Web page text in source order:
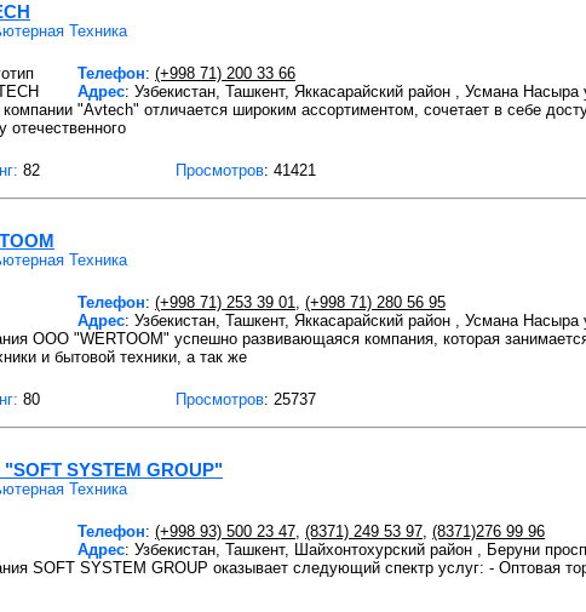
Техника
Телефон: (+998 71) 200 33 66
Адрес: Узбекистан, Ташкент, Яккасарайский район , Усмана
компании "Avtech" отличается широким ассортиментом, сочетает в себе
отечественного
82 Просмотров: 41421
Техника
Телефон: (+998 71) 253 39 01, (+998 71) 280 56 95
Адрес: Узбекистан, Ташкент, Яккасарайский район , Усмана
ООО "WERTOOM" успешно развивающаяся компания, которая
и бытовой техники, а так же
80 Просмотров: 25737
SYSTEM GROUP"
Техника
Телефон: (+998 93) 500 23 47, (8371) 249 53 97, (8371)276 99 96
Адрес: Узбекистан, Ташкент, Шайхонтохурский район , Беруни
SOFT SYSTEM GROUP оказывает следующий спектр услуг: - Оптовая